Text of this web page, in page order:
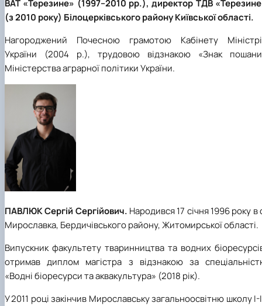
ВАТ «Терезине» (1997–2010 рр.), директор ТДВ
(з 2010 року) Білоцерківського району Київської області.
Нагороджений Почесною грамотою Кабінету
України (2004 р.), трудовою відзнакою «Знак
Міністерства аграрної політики України.
ПАВЛЮК Сергій Сергійович. Народився 17 січня 1996 року в
Мирославка, Бердичівського району, Житомирської області.
Випускник факультету тваринництва та водних
отримав диплом магістра з відзнакою за
«Водні біоресурси та аквакультура» (2018 рік).
У 2011 році закінчив Мирославську загальноосвітню школу І-